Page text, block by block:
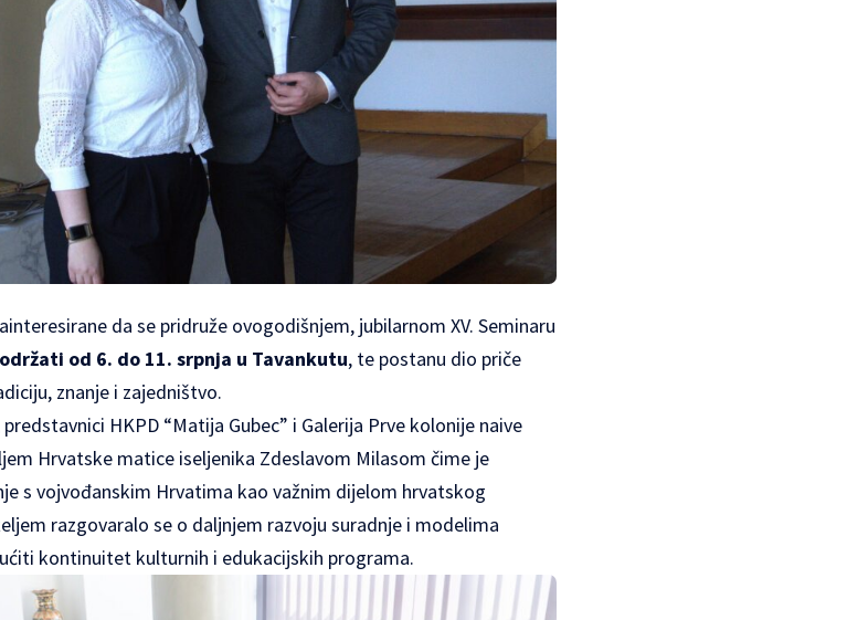
da se pridruže ovogodišnjem, jubilarnom XV. Seminaru
od 6. do 11. srpnja u Tavankutu, te postanu dio priče
znanje i zajedništvo.
HKPD “Matija Gubec” i Galerija Prve kolonije naive
Hrvatske matice iseljenika Zdeslavom Milasom čime je
s vojvođanskim Hrvatima kao važnim dijelom hrvatskog
razgovaralo se o daljnjem razvoju suradnje i modelima
kontinuitet kulturnih i edukacijskih programa.